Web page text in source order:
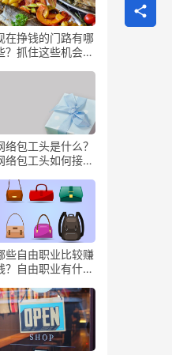
在挣钱的门路有哪
？抓住这些机会闷
络包工头是什么？
络包工头如何接业
些自由职业比较赚
？自由职业有什么